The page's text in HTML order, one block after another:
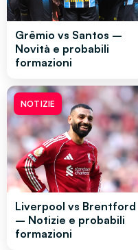
Grêmio vs Santos –
Novità e probabili
formazioni
NOTIZIE
Liverpool vs Brentford
– Notizie e probabili
formazioni